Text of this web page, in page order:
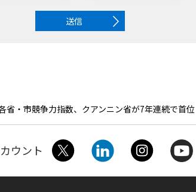
送信
省・市競争力指数、クアンニン省が7年連続で首位
ウント